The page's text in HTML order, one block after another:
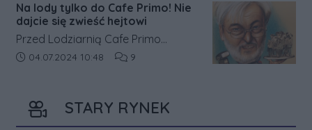
Glinki. Pierwsi klienci mają pojawić
się już w pierwszym kwartale 2026
roku; kompleks docelowo zaoferuje
16–18 tys. m² powierzchni handlowej.
Na lody tylko do Cafe Primo! Nie
dajcie się zwieść hejtowi
Przed Lodziarnią Cafe Primo
prowadzoną od początku przez
Kazimierza Wielkiego kolejki
bydgoszczan i turystów ustawiają
Data dodania artykułu:
04.07.2024 10:48 Liczba komentarzy artykułu:
9
STARY RYNEK